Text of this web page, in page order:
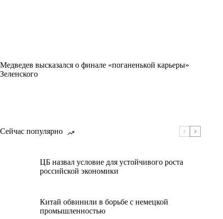
Медведев высказался о финале «поганенькой карьеры»
Зеленского
Сейчас популярно
ЦБ назвал условие для устойчивого роста
российской экономики
Китай обвинили в борьбе с немецкой
промышленностью